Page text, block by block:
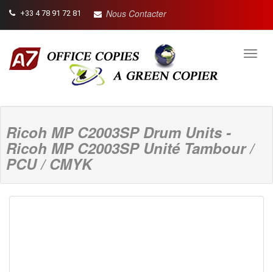
+33 4 78 91 72 81 Nous Contacter
Ricoh MP C2003SP Drum Units -
Ricoh MP C2003SP Unité Tambour /
PCU / CMYK